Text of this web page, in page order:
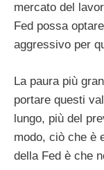
mercato del
Fed possa
aggressivo per
La paura più
portare questi
lungo, più del
modo, ciò che è
della Fed è che